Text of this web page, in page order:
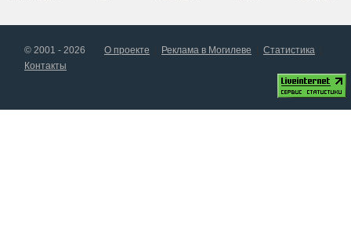
© 2001 - 2026 О проекте Реклама в Могилеве
Статистика
Контакты